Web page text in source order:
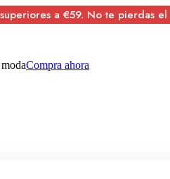
a €59. No te pierdas el
Compra ahora